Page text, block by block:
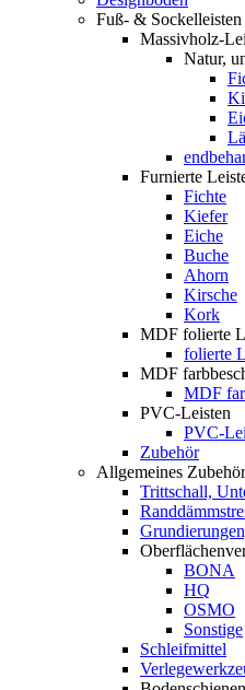
Fuß- & Sockelleisten
Massivholz-
Natur,
Furnierte
Fichte
Kiefer
Eiche
Buche
Ahorn
Kirsche
Kork
MDF folierte
folierte
MDF
MDF
PVC-Leisten
PVC-
Zubehör
Allgemeines Zubehör
Trittschall,
BONA
HQ
OSMO
Sonstige
Schleifmittel